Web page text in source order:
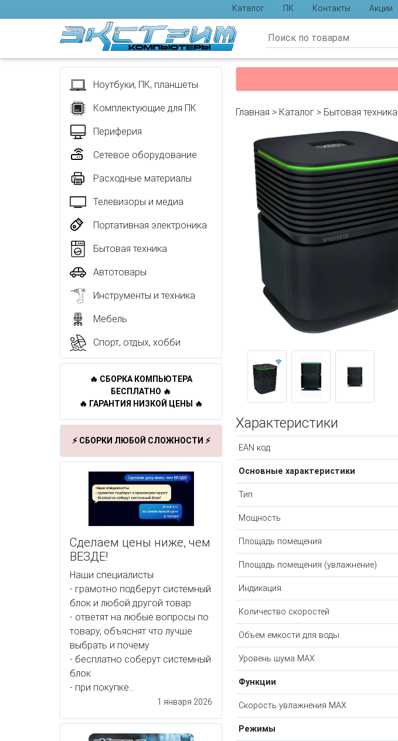
Каталог ПК Контакты Акции
Отзывы
Ноутбуки, ПК, планшеты
Комплектующие для ПК
Периферия
Сетевое оборудование
Расходные материалы
Телевизоры и медиа
Портативная электроника
Бытовая техника
Автотовары
Инструменты и техника
Мебель
Спорт, отдых, хобби
🔥 СБОРКА КОМПЬЮТЕРА
БЕСПЛАТНО 🔥
🔥 ГАРАНТИЯ НИЗКОЙ ЦЕНЫ 🔥
⚡ СБОРКИ ЛЮБОЙ СЛОЖНОСТИ ⚡
Сделаем цены ниже, чем
ВЕЗДЕ!
Наши специалисты:
- грамотно подберут системный
блок и любой другой товар
- ответят на любые вопросы по
товару, объяснят что лучше
выбрать и почему
- бесплатно соберут системный
блок
- при покупке...
1 января 2026
Главная > Каталог > Бытовая техника
Характеристики
EAN код
Основные характеристики
Тип
Мощность
Площадь помещения
Площадь помещения (увлажнение)
Индикация
Количество скоростей
Объем емкости для воды
Уровень шума MAX
Функции
Скорость увлажнения MAX
Режимы